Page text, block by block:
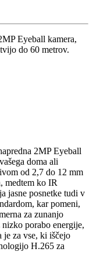
Eyeball kamera,
do 60 metrov.
2MP Eyeball
doma ali
od 2,7 do 12 mm
medtem ko IR
jasne posnetke tudi v
kar pomeni,
za zunanjo
porabo energije,
je za vse, ki iščejo
H.265 za